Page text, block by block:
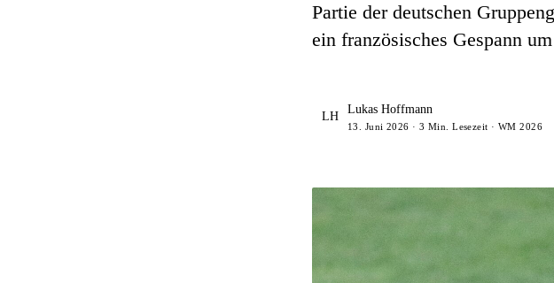
Partie der deutschen
ein französisches Gespann
LH
Lukas Hoffmann
13. Juni 2026 · 3 Min. Lesezeit · WM 2026